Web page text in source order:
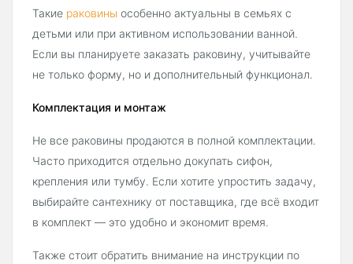
Такие раковины особенно актуальны в семьях с
детьми или при активном использовании ванной.
Если вы планируете заказать раковину, учитывайте
не только форму, но и дополнительный функционал.
Комплектация и монтаж
Не все раковины продаются в полной комплектации.
Часто приходится отдельно докупать сифон,
крепления или тумбу. Если хотите упростить задачу,
выбирайте сантехнику от поставщика, где всё входит
в комплект — это удобно и экономит время.
Также стоит обратить внимание на инструкции по